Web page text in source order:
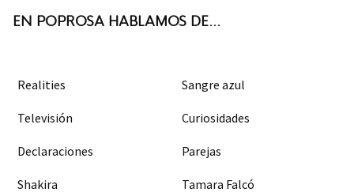
EN POPROSA HABLAMOS DE...
Realities Sangre azul
Televisión Curiosidades
Declaraciones Parejas
Shakira Tamara Falcó